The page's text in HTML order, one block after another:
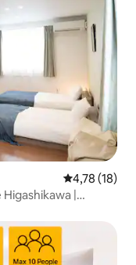
4,78 de uma
4,78 (18)
|